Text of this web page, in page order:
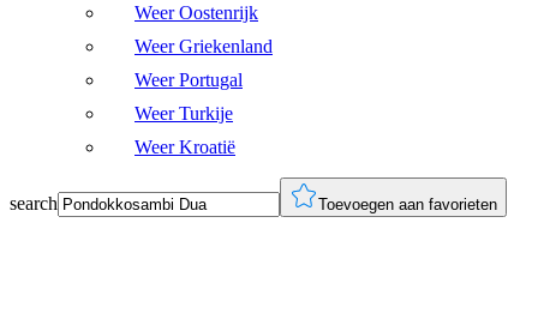
Weer Oostenrijk
Weer Griekenland
Weer Portugal
Weer Turkije
Weer Kroatië
search Toevoegen aan favorieten